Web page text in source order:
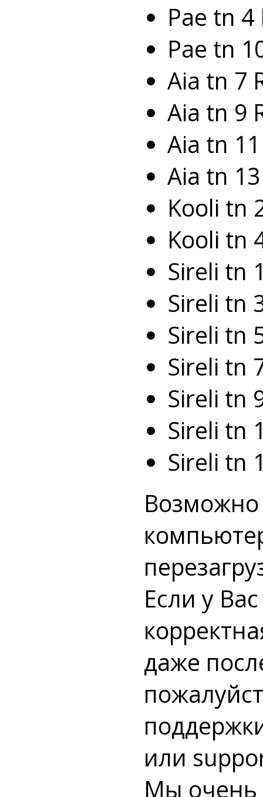
Pae tn
Pae tn
Aia tn 7
Aia tn 9
Aia tn
Aia tn
Kooli tn
Kooli tn
Sireli tn
Sireli tn
Sireli tn
Sireli tn
Sireli tn
Sireli tn
Sireli tn
Если у
даже
или
Мы очень